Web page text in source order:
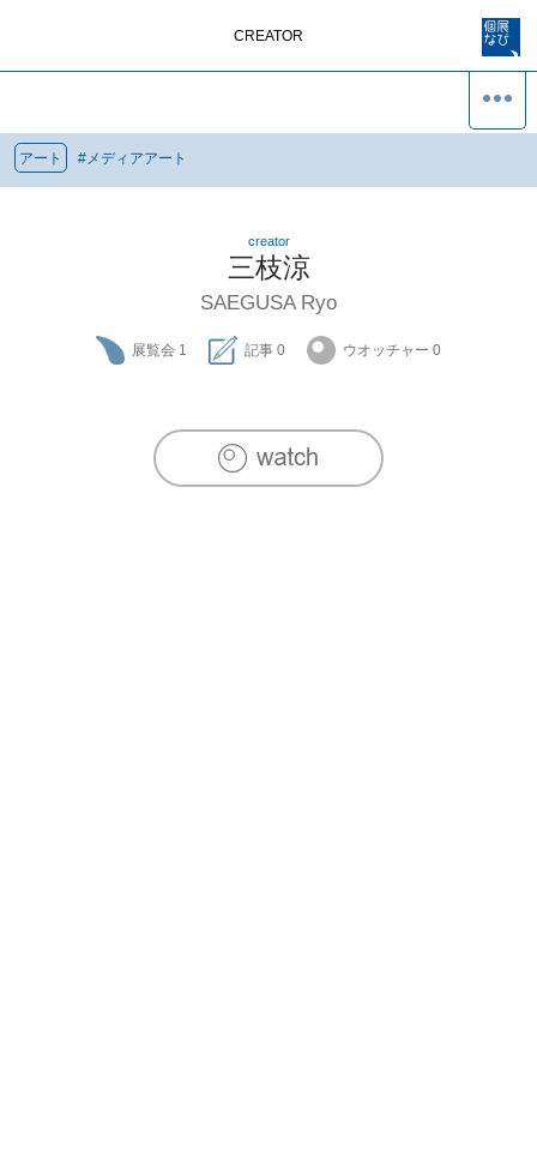
CREATOR
アート # メディアアート
creator
三枝涼
SAEGUSA Ryo
展覧会 1 記事 0 ウオッチャー 0